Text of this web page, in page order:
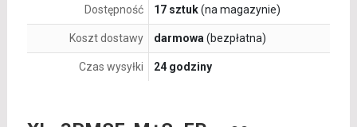
Dostępność 17 sztuk(na magazynie)
Koszt dostawy darmowa (bezpłatna)
Czas wysyłki 24 godziny